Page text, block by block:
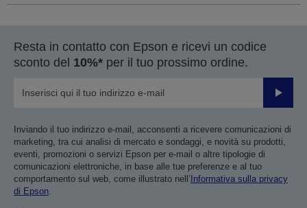
Resta in contatto con Epson e ricevi un codice
sconto del 10%* per il tuo prossimo ordine.
Invia
Inviando il tuo indirizzo e-mail, acconsenti a ricevere comunicazioni di
marketing, tra cui analisi di mercato e sondaggi, e novità su prodotti,
eventi, promozioni o servizi Epson per e-mail o altre tipologie di
comunicazioni elettroniche, in base alle tue preferenze e al tuo
comportamento sul web, come illustrato nell’ Informativa sulla privacy
di Epson.